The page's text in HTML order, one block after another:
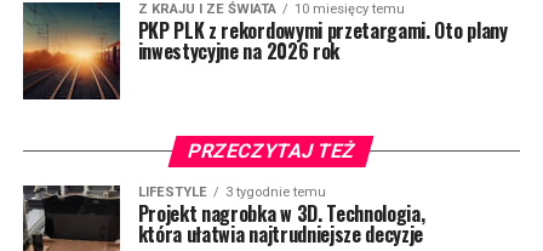
Z KRAJU I ZE ŚWIATA 10 miesięcy temu
PKP PLK z rekordowymi przetargami. Oto plany
inwestycyjne na 2026 rok
PRZECZYTAJ TEŻ
LIFESTYLE 3 tygodnie temu
Projekt nagrobka w 3D. Technologia,
która ułatwia najtrudniejsze decyzje